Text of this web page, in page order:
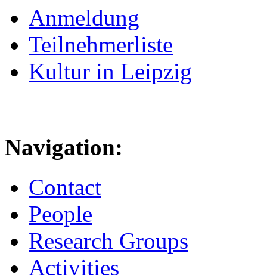
Anmeldung
Teilnehmerliste
Kultur in Leipzig
Navigation:
Contact
People
Research Groups
Activities